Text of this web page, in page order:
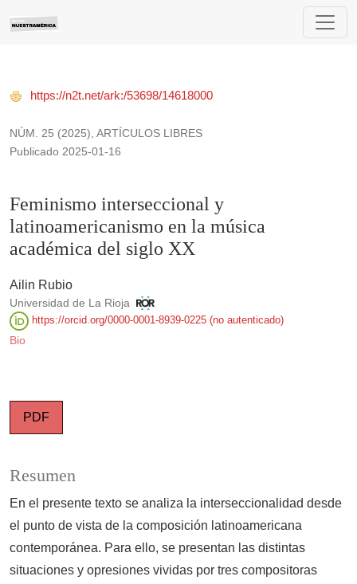
Feminismo interseccional y latinoamericanismo en la
NÚM. 25 (2025) ARTÍCULOS LIBRES
Feminismo interseccional y
latinoamericanismo en la música
académica del siglo XX
https://n2t.net/ark:/53698/14618000
Publicado 2025-01-16
Ailin Rubio
Universidad de La Rioja
https://orcid.org/0000-0001-8939-0225 (no autenticado)
Bio
PDF
Resumen
En el presente texto se analiza la interseccionalidad desde
el punto de vista de la composición latinoamericana
contemporánea. Para ello, se presentan las distintas
situaciones y opresiones vividas por tres compositoras